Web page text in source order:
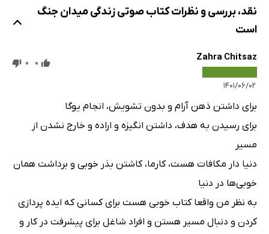
نقد، بررسی و نظرات کتاب صوتی زندگی میدان جنگ
است
Zahra Chitsaz
۱۴۰۱/۰۶/۰۲
0
0
برای داشتن ذهن آرام و بدون تشویش، انجام یوگا
برای رسیدن به هدف، داشتن انگیزه و اراده و خارج نشدن از
مسیر
دنیا دار مکافات هست، کارما، کاشتن بذر خوبی و برداشت همان
خوبی‌ها در دنیا
به نظر من واقعا کتاب خوبی هست برای کسانی که ایده پردازی
کردن و دنبال مسیر هستن و افراد شاغل برای پیشرفت در کار و